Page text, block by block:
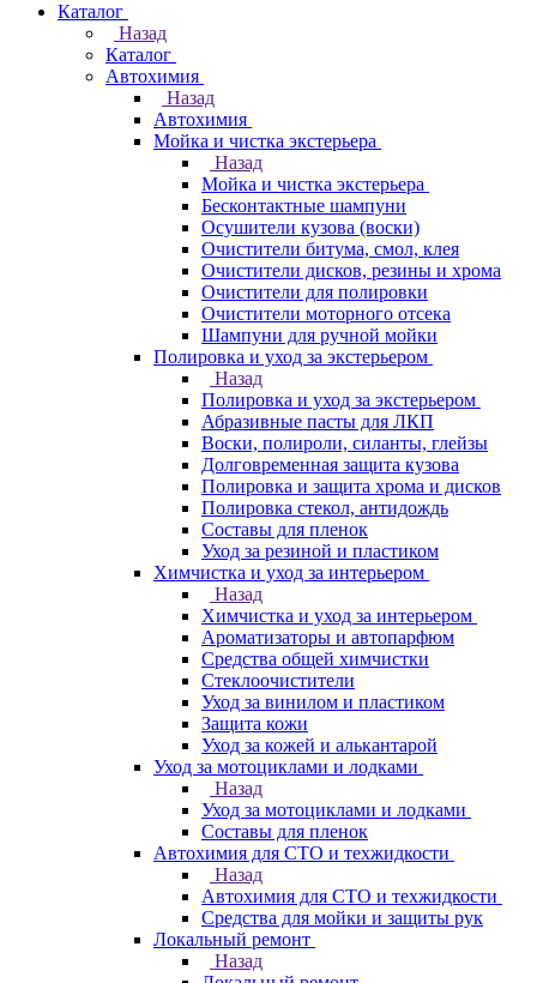
Каталог
Назад
Каталог
Автохимия
Назад
Автохимия
Мойка и чистка экстерьера
Назад
Мойка и чистка экстерьера
Бесконтактные шампуни
Осушители кузова (воски)
Очистители битума, смол, клея
Очистители дисков, резины и хрома
Очистители для полировки
Очистители моторного отсека
Шампуни для ручной мойки
Полировка и уход за экстерьером
Назад
Полировка и уход за экстерьером
Абразивные пасты для ЛКП
Воски, полироли, силанты, глейзы
Долговременная защита кузова
Полировка и защита хрома и дисков
Полировка стекол, антидождь
Составы для пленок
Уход за резиной и пластиком
Химчистка и уход за интерьером
Назад
Химчистка и уход за интерьером
Ароматизаторы и автопарфюм
Средства общей химчистки
Стеклоочистители
Уход за винилом и пластиком
Защита кожи
Уход за кожей и алькантарой
Уход за мотоциклами и лодками
Назад
Уход за мотоциклами и лодками
Составы для пленок
Автохимия для СТО и техжидкости
Назад
Автохимия для СТО и техжидкости
Средства для мойки и защиты рук
Локальный ремонт
Назад